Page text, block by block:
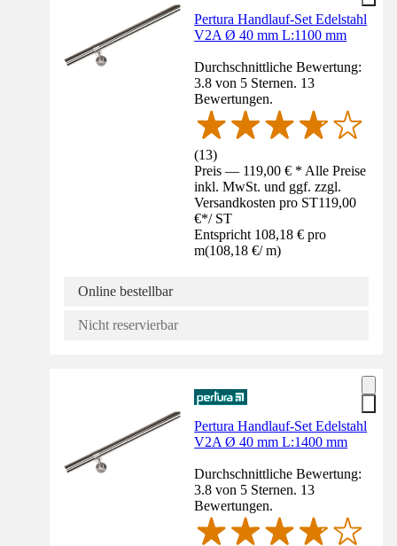
Pertura Handlauf-Set Edelstahl
V2A Ø 40 mm L:1100 mm
Durchschnittliche Bewertung:
3.8 von 5 Sternen. 13
Bewertungen.
(13)
Preis — 119,00 € * Alle Preise
inkl. MwSt. und ggf. zzgl.
Versandkosten pro ST119,00
€*/ ST
Entspricht 108,18 € pro
m(108,18 €/ m)
Online bestellbar
Nicht reservierbar
Pertura Handlauf-Set Edelstahl
V2A Ø 40 mm L:1400 mm
Durchschnittliche Bewertung:
3.8 von 5 Sternen. 13
Bewertungen.